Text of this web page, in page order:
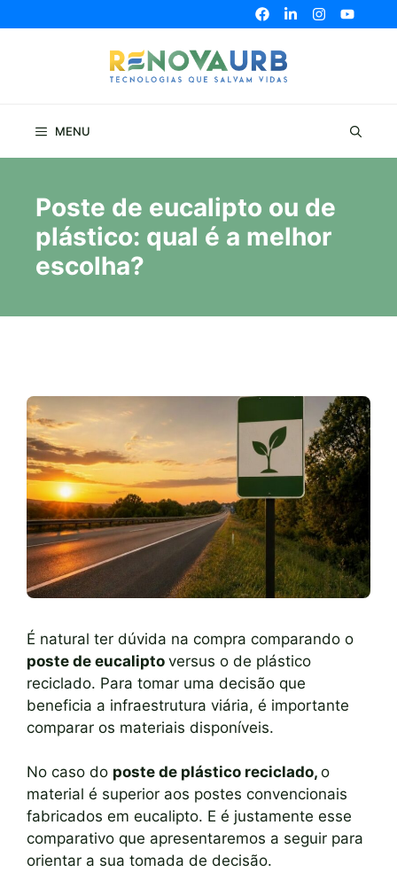
para
MENU
Poste de eucalipto ou de
plástico: qual é a melhor
escolha?
É natural ter dúvida na compra comparando o
poste de eucalipto versus o de plástico
reciclado. Para tomar uma decisão que
beneficia a infraestrutura viária, é importante
comparar os materiais disponíveis.
No caso do poste de plástico reciclado, o
material é superior aos postes convencionais
fabricados em eucalipto. E é justamente esse
comparativo que apresentaremos a seguir para
orientar a sua tomada de decisão.